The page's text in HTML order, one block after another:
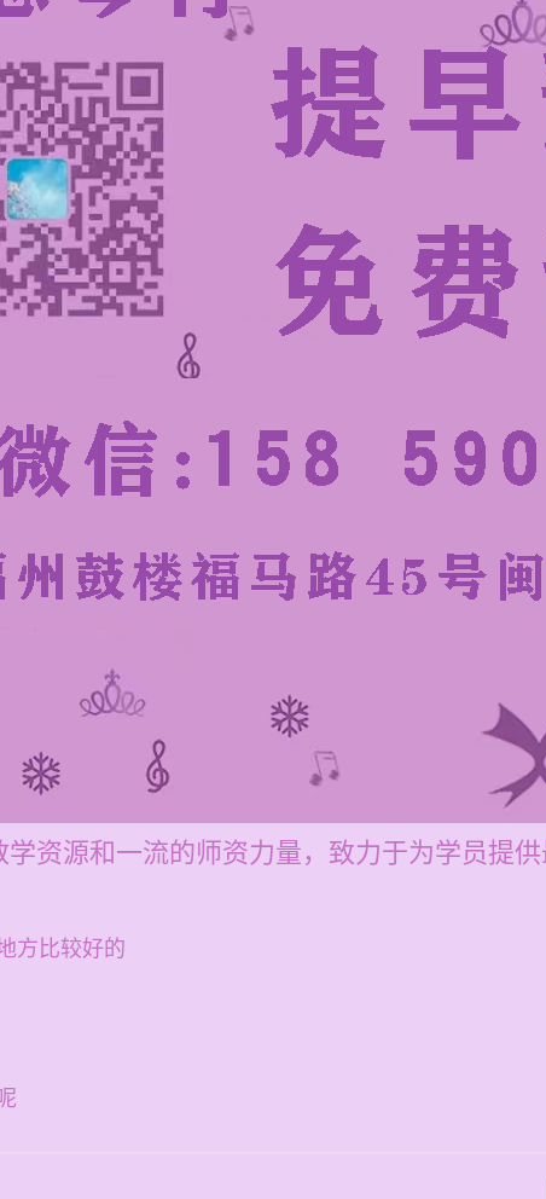
资源和一流的师资力量，致力于为学员提供
方比较好的